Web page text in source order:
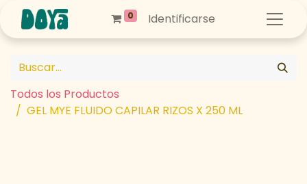
0 Identificarse
Todos los Productos
GEL MYE FLUIDO CAPILAR RIZOS X 250 ML